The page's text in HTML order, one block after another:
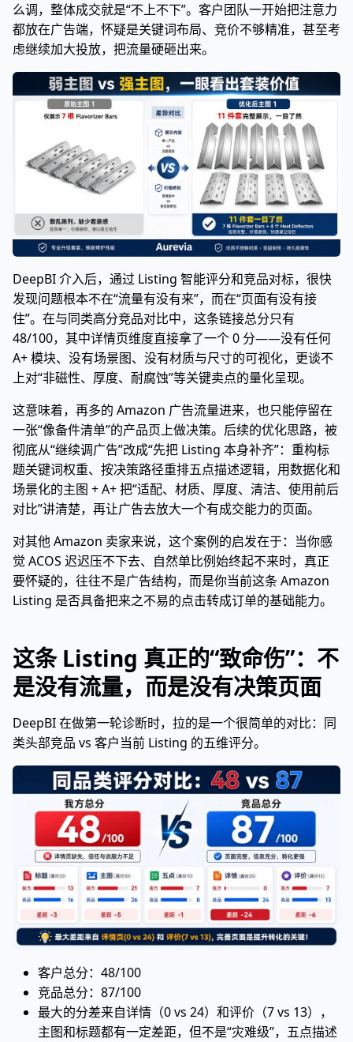
么调，整体成交就是“不上不下”。客户团队一开始把注意力
都放在广告端，怀疑是关键词布局、竞价不够精准，甚至考
虑继续加大投放，把流量硬砸出来。
DeepBI 介入后，通过 Listing 智能评分和竞品对标，很快
发现问题根本不在“流量有没有来”，而在“页面有没有接
住”。在与同类高分竞品对比中，这条链接总分只有
48/100，其中详情页维度直接拿了一个 0 分——没有任何
A+ 模块、没有场景图、没有材质与尺寸的可视化，更谈不
上对“非磁性、厚度、耐腐蚀”等关键卖点的量化呈现。
这意味着，再多的 Amazon 广告流量进来，也只能停留在
一张“像备件清单”的产品页上做决策。后续的优化思路，被
彻底从“继续调广告”改成“先把 Listing 本身补齐”：重构标
题关键词权重、按决策路径重排五点描述逻辑，用数据化和
场景化的主图 + A+ 把“适配、材质、厚度、清洁、使用前后
对比”讲清楚，再让广告去放大一个有成交能力的页面。
对其他 Amazon 卖家来说，这个案例的启发在于：当你感
觉 ACOS 迟迟压不下去、自然单比例始终起不来时，真正
要怀疑的，往往不是广告结构，而是你当前这条 Amazon
Listing 是否具备把来之不易的点击转成订单的基础能力。
这条 Listing 真正的“致命伤”：不
是没有流量，而是没有决策页面
DeepBI 在做第一轮诊断时，拉的是一个很简单的对比：同
类头部竞品 vs 客户当前 Listing 的五维评分。
客户总分：48/100
竞品总分：87/100
最大的分差来自详情（0 vs 24）和评价（7 vs 13），
主图和标题都有一定差距，但不是“灾难级”，五点描述